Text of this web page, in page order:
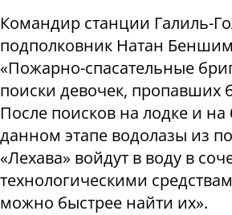
Командир станции Галиль-
подполковник Натан
«Пожарно-спасательные
поиски девочек, пропавших
После поисков на лодке и на
данном этапе водолазы из
«Лехава» войдут в воду в
технологическими
можно быстрее найти их».